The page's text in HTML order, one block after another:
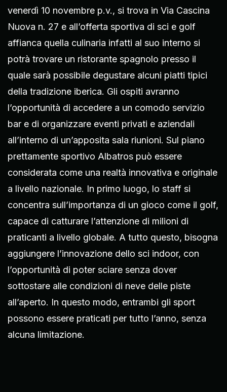
venerdì 10 novembre p.v., si trova in Via Cascina
Nuova n. 27 e all’offerta sportiva di sci e golf
affianca quella culinaria infatti al suo interno si
potrà trovare un ristorante spagnolo presso il
quale sarà possibile degustare alcuni piatti tipici
della tradizione iberica. Gli ospiti avranno
l’opportunità di accedere a un comodo servizio
bar e di organizzare eventi privati e aziendali
all’interno di un’apposita sala riunioni. Sul piano
prettamente sportivo Albatros può essere
considerata come una realtà innovativa e originale
a livello nazionale. In primo luogo, lo staff si
concentra sull’importanza di un gioco come il golf,
capace di catturare l’attenzione di milioni di
praticanti a livello globale. A tutto questo, bisogna
aggiungere l’innovazione dello sci indoor, con
l’opportunità di poter sciare senza dover
sottostare alle condizioni di neve delle piste
all’aperto. In questo modo, entrambi gli sport
possono essere praticati per tutto l’anno, senza
alcuna limitazione.